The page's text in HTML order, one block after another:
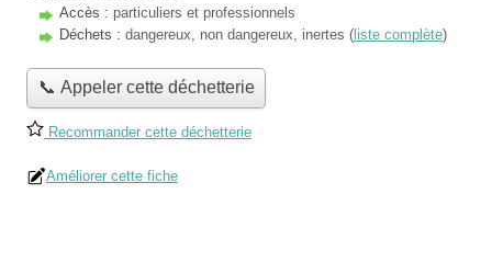
Accès : particuliers et professionnels
Déchets : dangereux, non dangereux, inertes ( liste complète)
📞 Appeler cette déchetterie
Recommander cette déchetterie
Améliorer cette fiche